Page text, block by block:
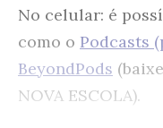
No celular: é
como o Podcasts
BeyondPods
NOVA ESCOLA).